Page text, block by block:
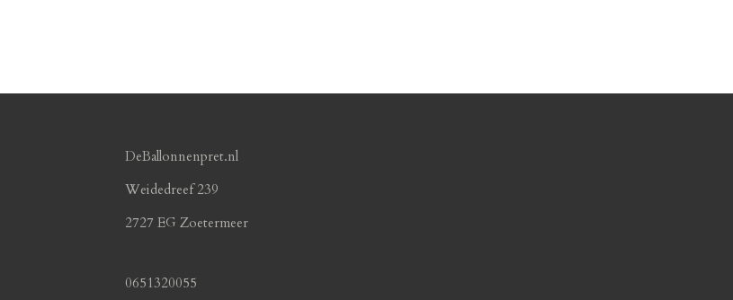
DeBallonnenpret.nl
Weidedreef 239
2727 EG Zoetermeer
0651320055